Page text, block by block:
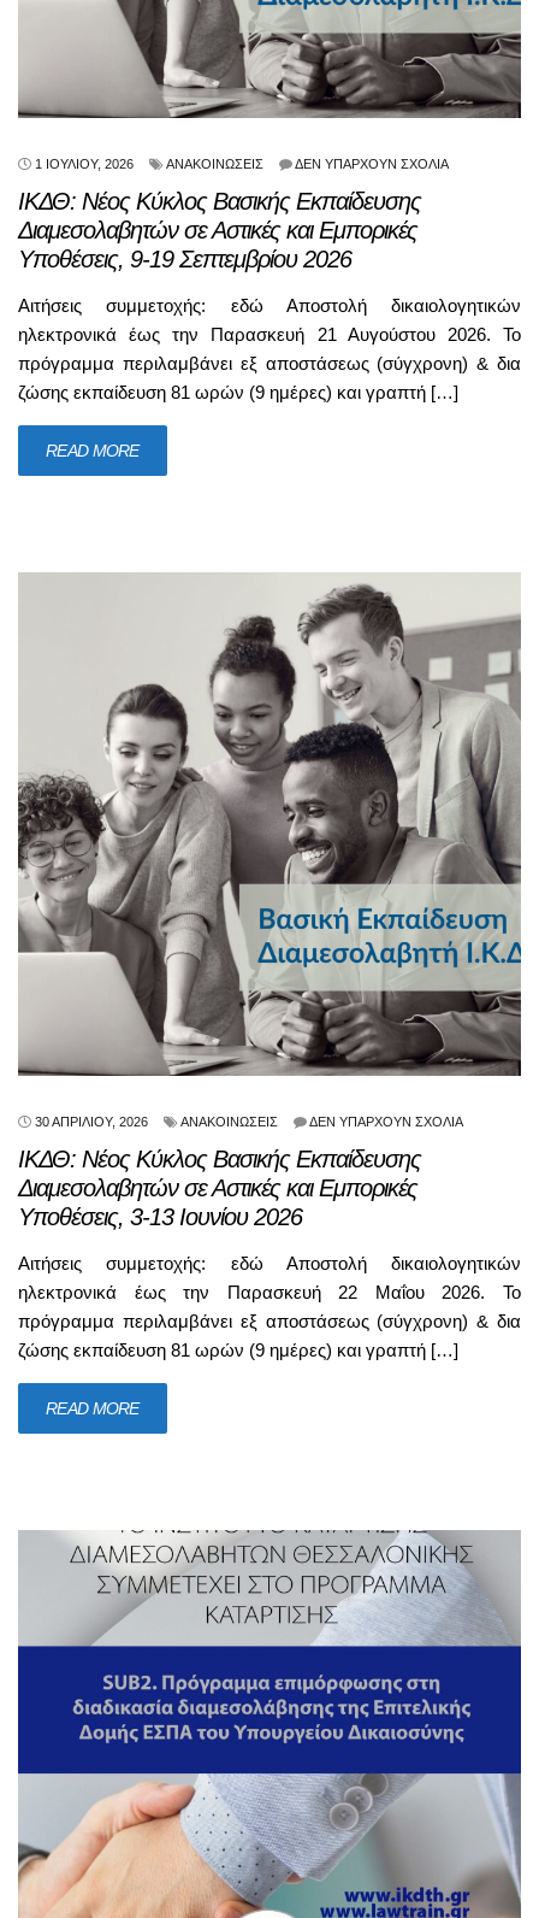
1 ΙΟΥΛΊΟΥ, 2026 ΑΝΑΚΟΙΝΏΣΕΙΣ ΔΕΝ ΥΠΆΡΧΟΥΝ ΣΧΌΛΙΑ
ΙΚΔΘ: Νέος Κύκλος Βασικής Εκπαίδευσης
Διαμεσολαβητών σε Αστικές και Εμπορικές
Υποθέσεις, 9-19 Σεπτεμβρίου 2026
Αιτήσεις συμμετοχής: εδώ Αποστολή δικαιολογητικών
ηλεκτρονικά έως την Παρασκευή 21 Αυγούστου 2026. Το
πρόγραμμα περιλαμβάνει εξ αποστάσεως (σύγχρονη) & δια
ζώσης εκπαίδευση 81 ωρών (9 ημέρες) και γραπτή […]
READ MORE
30 ΑΠΡΙΛΊΟΥ, 2026 ΑΝΑΚΟΙΝΏΣΕΙΣ ΔΕΝ ΥΠΆΡΧΟΥΝ ΣΧΌΛΙΑ
ΙΚΔΘ: Νέος Κύκλος Βασικής Εκπαίδευσης
Διαμεσολαβητών σε Αστικές και Εμπορικές
Υποθέσεις, 3-13 Ιουνίου 2026
Αιτήσεις συμμετοχής: εδώ Αποστολή δικαιολογητικών
ηλεκτρονικά έως την Παρασκευή 22 Μαΐου 2026. Το
πρόγραμμα περιλαμβάνει εξ αποστάσεως (σύγχρονη) & δια
ζώσης εκπαίδευση 81 ωρών (9 ημέρες) και γραπτή […]
READ MORE